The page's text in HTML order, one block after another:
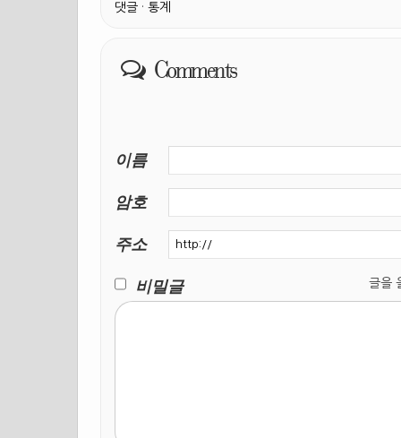
댓글 · 통계
Comments
이름
암호
주소
비밀글
글을